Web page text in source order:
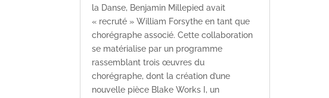
la Danse, Benjamin Millepied avait
« recruté » William Forsythe en tant que
chorégraphe associé. Cette collaboration
se matérialise par un programme
rassemblant trois œuvres du
chorégraphe, dont la création d’une
nouvelle pièce Blake Works I, un